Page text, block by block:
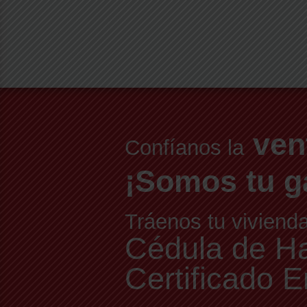
Confíanos la
¡Somos tu
Tráenos tu
Cédula de
Certificado